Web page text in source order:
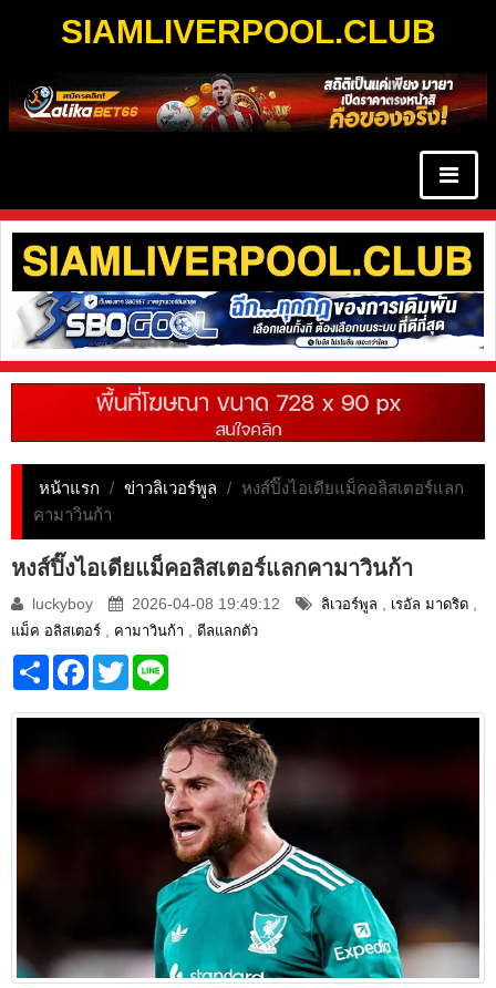
SIAMLIVERPOOL.CLUB
หน้าแรก / ข่าวลิเวอร์พูล / หงส์ปิ๊งไอเดียแม็คอลิสเตอร์แลก
คามาวินก้า
หงส์ปิ๊งไอเดียแม็คอลิสเตอร์แลกคามาวินก้า
luckyboy 2026-04-08 19:49:12 ลิเวอร์พูล , เรอัล มาดริด ,
แม็ค อลิสเตอร์ , คามาวินก้า , ดีลแลกตัว
Share Facebook
Twitter